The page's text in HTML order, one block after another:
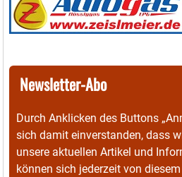
Newsletter-Abo
Durch Anklicken des Buttons
sich damit einverstanden, dass
unsere aktuellen Artikel und
können sich jederzeit von